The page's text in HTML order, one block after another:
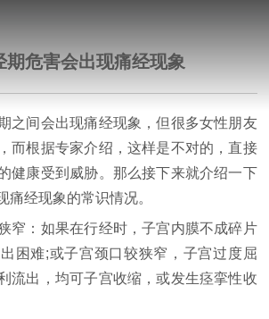
期危害会出现痛经现象
间会出现痛经现象，但很多女性朋友
而根据专家介绍，这样是不对的，直接
健康受到威胁。那么接下来就介绍一下
痛经现象的常识情况。
：如果在行经时，子宫内膜不成碎片
困难;或子宫颈口较狭窄，子宫过度屈
流出，均可子宫收缩，或发生痉挛性收